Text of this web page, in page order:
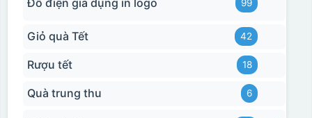
Đồ điện gia dụng in logo 99
Giỏ quà Tết 42
Rượu tết 18
Quà trung thu 6